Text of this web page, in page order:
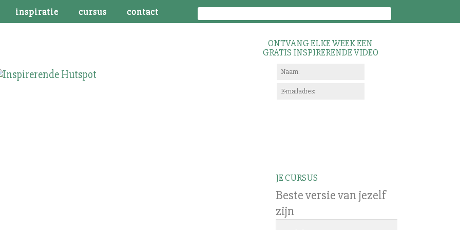
inspiratie cursus contact
ONTVANG ELKE WEEK EEN
GRATIS INSPIRERENDE VIDEO
JE CURSUS
Beste versie van jezelf
zijn